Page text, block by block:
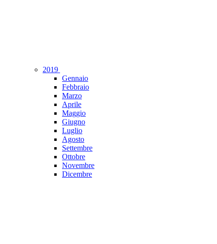
2019
Gennaio
Febbraio
Marzo
Aprile
Maggio
Giugno
Luglio
Agosto
Settembre
Ottobre
Novembre
Dicembre